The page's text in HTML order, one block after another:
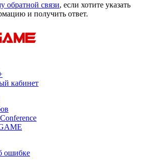
обратной связи, если хотите указать
и получить ответ.
кабинет
ошибке